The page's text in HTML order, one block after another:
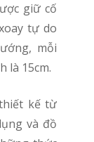
giữ cố
tự do
mỗi
là 15cm.
và đồ